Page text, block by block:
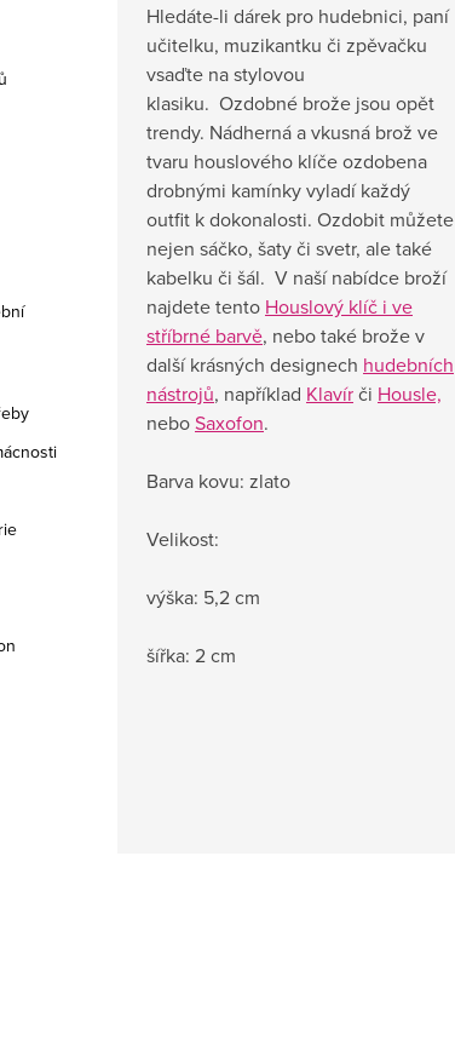
Hledáte-li dárek pro hudebnici, paní
učitelku, muzikantku či zpěvačku
vsaďte na stylovou
klasiku. Ozdobné brože jsou opět
trendy. Nádherná a vkusná brož ve
tvaru houslového klíče ozdobena
drobnými kamínky vyladí každý
outfit k dokonalosti. Ozdobit můžete
nejen sáčko, šaty či svetr, ale také
kabelku či šál. V naší nabídce broží
najdete tento Houslový klíč i ve
stříbrné barvě, nebo také brože v
další krásných designech hudebních
nástrojů, například Klavírči Housle,
neboSaxofon.
Barva kovu: zlato
Velikost:
výška: 5,2 cm
šířka: 2 cm